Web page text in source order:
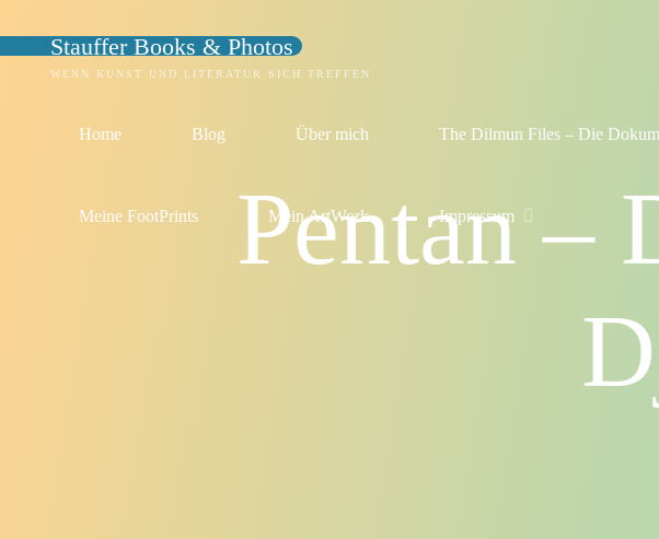
springen
Stauffer Books & Photos
WENN KUNST UND LITERATUR SICH TREFFEN
Home Blog Über mich The Dilmun Files – Die
Meine FootPrints Mein ArtWork Impressum
Pentan –